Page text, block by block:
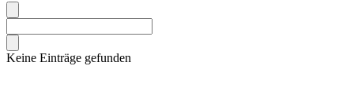
Keine Einträge gefunden